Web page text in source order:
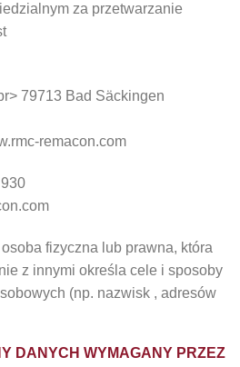
za przetwarzanie
79713 Bad Säckingen
remacon.com
fizyczna lub prawna, która
z innymi określa cele i sposoby
(np. nazwisk , adresów
DANYCH WYMAGANY PRZEZ